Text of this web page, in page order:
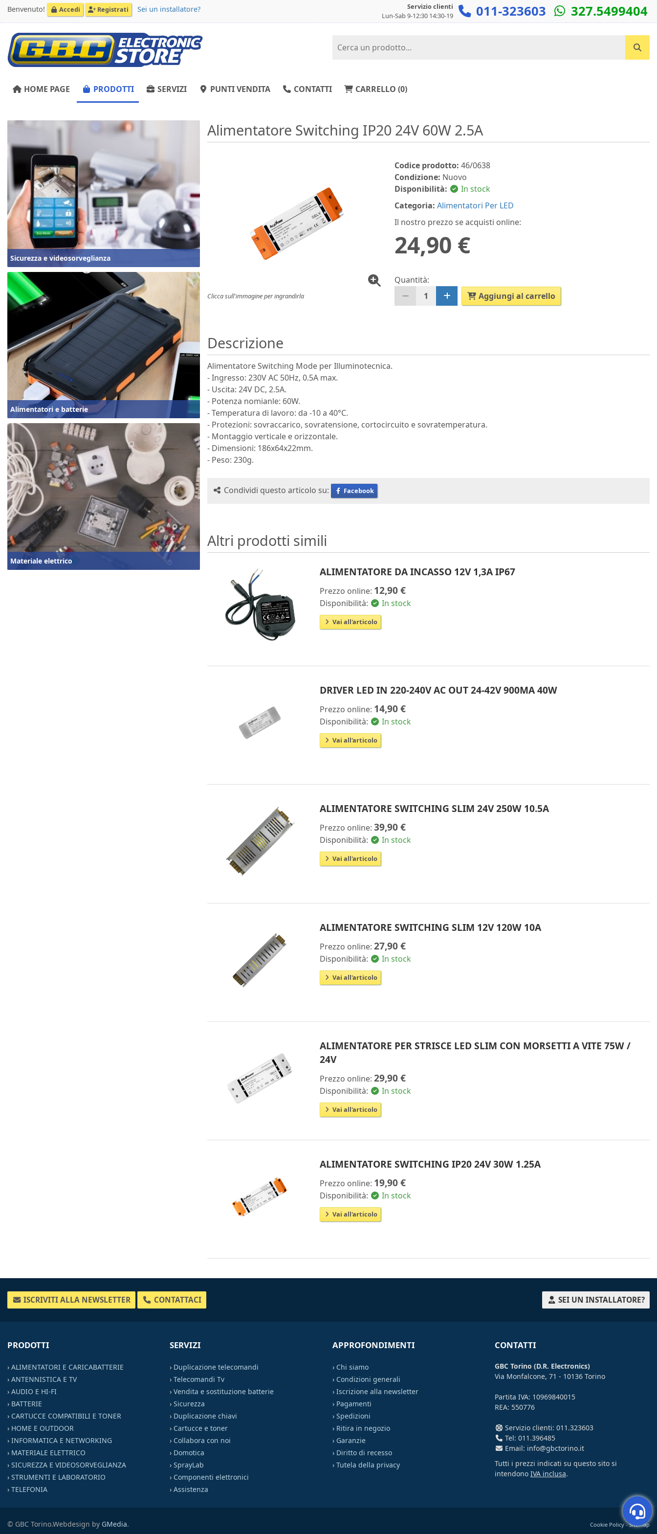
Benvenuto! Accedi Registrati Sei un installatore?
Servizio clienti
Lun-Sab 9-12:30 14:30-19
011-323603 327.5499404
Cerca un prodotto...
HOME PAGE PRODOTTI SERVIZI PUNTI VENDITA CONTATTI CARRELLO (0)
Sicurezza e videosorveglianza
Alimentatori e batterie
Materiale elettrico
Alimentatore Switching IP20 24V 60W 2.5A
Clicca sull'immagine per ingrandirla
Codice prodotto: 46/0638
Condizione: Nuovo
Disponibilità:
In stock
Categoria: Alimentatori Per LED
Il nostro prezzo se acquisti online:
24,90 €
Quantità:
1
Aggiungi al carrello
Descrizione
Alimentatore Switching Mode per Illuminotecnica.
- Ingresso: 230V AC 50Hz, 0.5A max.
- Uscita: 24V DC, 2.5A.
- Potenza nomianle: 60W.
- Temperatura di lavoro: da -10 a 40°C.
- Protezioni: sovraccarico, sovratensione, cortocircuito e sovratemperatura.
- Montaggio verticale e orizzontale.
- Dimensioni: 186x64x22mm.
- Peso: 230g.
Condividi questo articolo su: Facebook
Altri prodotti simili
ALIMENTATORE DA INCASSO 12V 1,3A IP67
Prezzo online: 12,90 €
Disponibilità: In stock
Vai all'articolo
DRIVER LED IN 220-240V AC OUT 24-42V 900MA 40W
Prezzo online: 14,90 €
Disponibilità: In stock
Vai all'articolo
ALIMENTATORE SWITCHING SLIM 24V 250W 10.5A
Prezzo online:39,90 €
Disponibilità: In stock
Vai all'articolo
ALIMENTATORE SWITCHING SLIM 12V 120W 10A
Prezzo online:27,90 €
Disponibilità: In stock
Vai all'articolo
ALIMENTATORE PER STRISCE LED SLIM CON MORSETTI A VITE 75W /
24V
Prezzo online:29,90 €
Disponibilità: In stock
Vai all'articolo
ALIMENTATORE SWITCHING IP20 24V 30W 1.25A
Prezzo online: 19,90 €
Disponibilità: In stock
Vai all'articolo
ISCRIVITI ALLA NEWSLETTER CONTATTACI SEI UN INSTALLATORE?
PRODOTTI
› ALIMENTATORI E CARICABATTERIE
› ANTENNISTICA E TV
› AUDIO E HI-FI
› BATTERIE
› CARTUCCE COMPATIBILI E TONER
› HOME E OUTDOOR
› INFORMATICA E NETWORKING
› MATERIALE ELETTRICO
› SICUREZZA E VIDEOSORVEGLIANZA
› STRUMENTI E LABORATORIO
› TELEFONIA
SERVIZI
› Duplicazione telecomandi
›Telecomandi Tv
›Vendita e sostituzione batterie
›Sicurezza
› Duplicazione chiavi
› Cartucce e toner
› Collabora con noi
› Domotica
›SprayLab
› Componenti elettronici
›Assistenza
APPROFONDIMENTI
› Chi siamo
› Condizioni generali
› Iscrizione alla newsletter
› Pagamenti
› Spedizioni
› Ritira in negozio
› Garanzie
› Diritto di recesso
› Tutela della privacy
CONTATTI
GBC Torino (D.R. Electronics)
Via Monfalcone, 71 - 10136 Torino
Partita IVA: 10969840015
REA: 550776
Servizio clienti: 011.323603
Tel: 011.396485
Email: info@gbctorino.it
Tutti i prezzi indicati su questo sito si
intendono IVA inclusa.
© GBC Torino.Webdesign by GMedia. Cookie Policy-Sitemap